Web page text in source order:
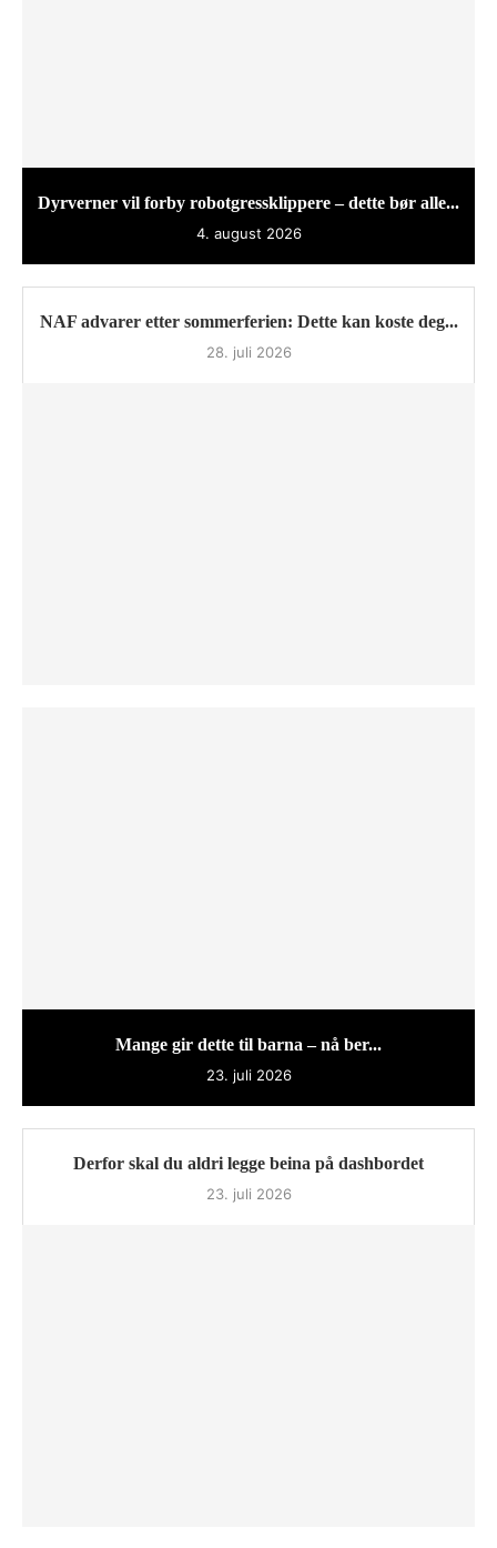
Dyrverner vil forby robotgressklippere – dette bør alle...
4. august 2026
NAF advarer etter sommerferien: Dette kan koste deg...
28. juli 2026
Mange gir dette til barna – nå ber...
23. juli 2026
Derfor skal du aldri legge beina på dashbordet
23. juli 2026